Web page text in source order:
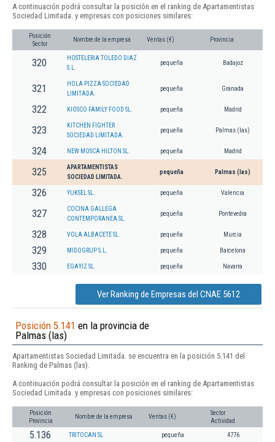
A continuación podrá consultar la posición en el ranking de Apartamentistas
Sociedad Limitada. y empresas con posiciones similares:
Posición
Sector
Nombre de la empresa Ventas (€) Provincia
320
HOSTELERIA TOLEDO DIAZ
S.L.
pequeña Badajoz
321
HOLA PIZZA SOCIEDAD
LIMITADA.
pequeña Granada
322 KIOSCO FAMILY FOOD SL. pequeña Madrid
323
KITCHEN FIGHTER
SOCIEDAD LIMITADA.
pequeña Palmas (las)
324 NEW MOSCA HILTON SL. pequeña Madrid
325
APARTAMENTISTAS
SOCIEDAD LIMITADA.
pequeña Palmas (las)
326 YUKSEL SL. pequeña Valencia
327
COCINA GALLEGA
CONTEMPORANEA SL.
pequeña Pontevedra
328 VOLA ALBACETE SL. pequeña Murcia
329 MIDOGRUP S.L. pequeña Barcelona
330 EGAYIZ SL. pequeña Navarra
Ver Ranking de Empresas del CNAE 5612
Posición 5.141 en la provincia de
Palmas (las)
Apartamentistas Sociedad Limitada. se encuentra en la posición 5.141 del
Ranking de Palmas (las).
A continuación podrá consultar la posición en el ranking de Apartamentistas
Sociedad Limitada. y empresas con posiciones similares:
Posición
Provincia
Nombre de la empresa Ventas (€)
Sector
Actividad
5.136 TRITOCAN SL pequeña 4776